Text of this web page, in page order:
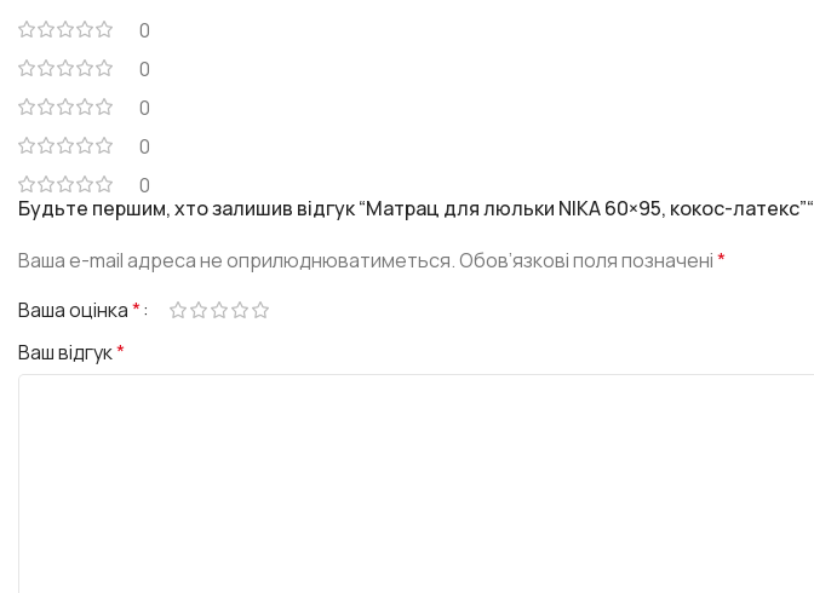
0
0
0
0
0
Будьте першим, хто залишив відгук “Матрац для люльки NIKA 60×95, кокос-латекс”“
Ваша e-mail адреса не оприлюднюватиметься.Обов’язкові поля позначені*
Ваша оцінка*
Ваш відгук*